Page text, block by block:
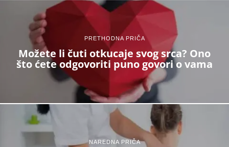
PRETHODNA PRIČA
Možete li čuti otkucaje svog srca? Ono
što ćete odgovoriti puno govori o vama
NAREDNA PRIČA